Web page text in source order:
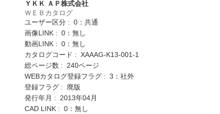
ＹＫＫ ＡＰ株式会社
ＷＥＢカタログ
ユーザー区分 : 0：共通
画像LINK : 0：無し
動画LINK : 0：無し
カタログコード : XAAAG-K13-001-1
総ページ数 : 240ページ
WEBカタログ登録フラグ : 3：社外
登録フラグ : 廃版
発行年月 : 2013年04月
CAD LINK : 0：無し